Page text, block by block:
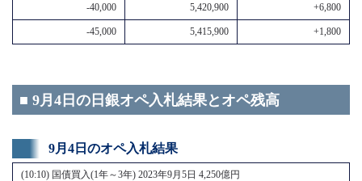
-40,000 5,420,900 +6,800
-45,000 5,415,900 +1,800
■ 9月4日の日銀オペ入札結果とオペ残高
9月4日のオペ入札結果
(10:10) 国債買入(1年～3年) 2023年9月5日 4,250億円